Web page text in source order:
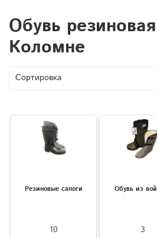
Обувь
Коломне
Резиновые сапоги
10
Обувь из
3